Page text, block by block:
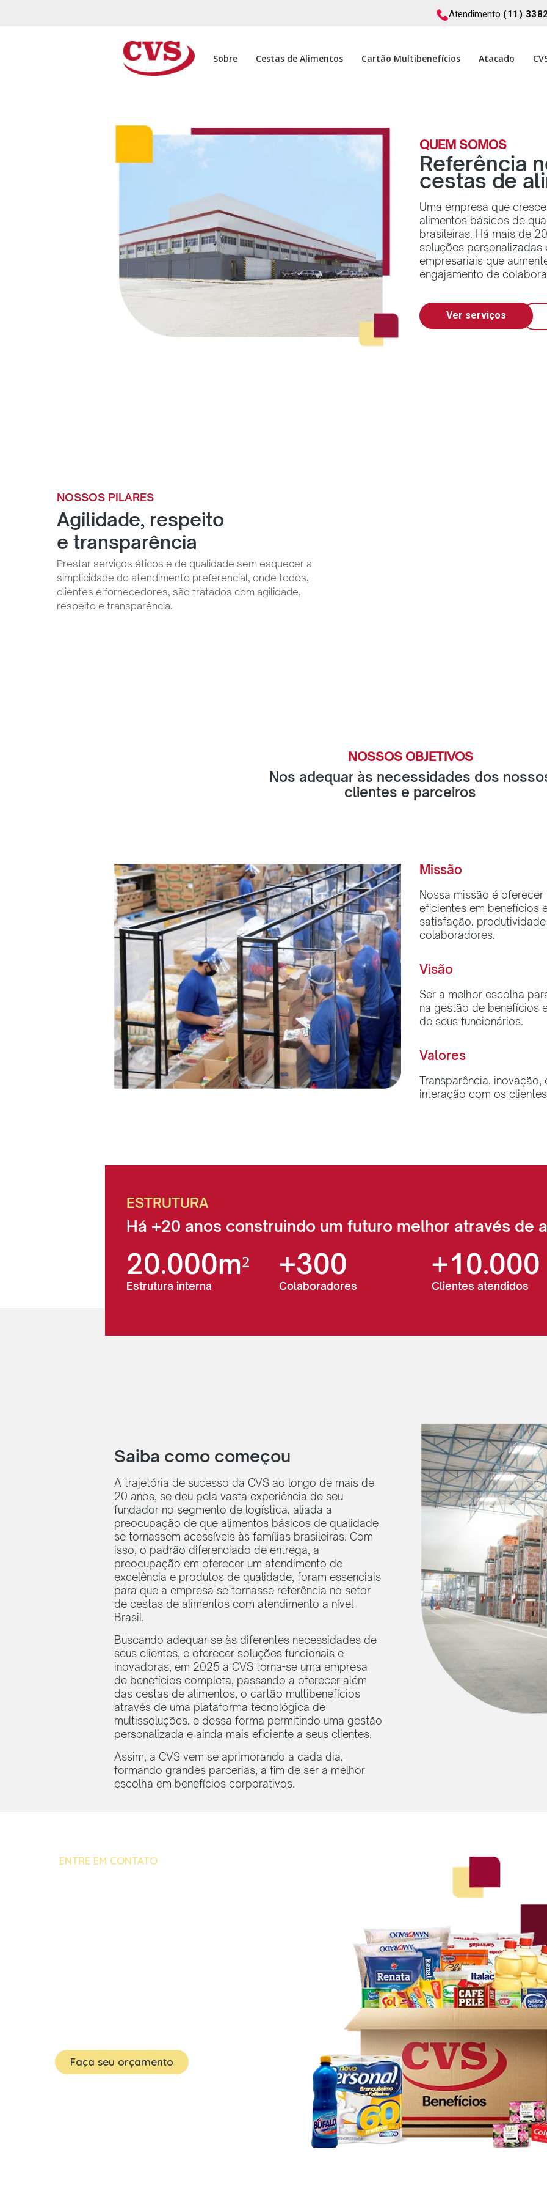
Atendimento (11)
Sobre Cestas de Alimentos Cartão Multibenefícios Atacado
QUEM SOMOS
Referência
cestas de
Uma empresa que
alimentos básicos de
brasileiras. Há mais de
soluções
empresariais que
engajamento de
Ver serviços
NOSSOS OBJETIVOS
Nos adequar às necessidades dos
clientes e parceiros
Missão
Nossa missão é
eficientes em benefícios
satisfação,
colaboradores.
Visão
Ser a melhor escolha
na gestão de benefícios
de seus funcionários.
Valores
Transparência,
interação com os
ESTRUTURA
Há +20 anos construindo um futuro melhor através de
20.000m²
Estrutura interna
+300
Colaboradores
+10.000
Clientes atendidos
Saiba como começou
A trajetória de sucesso da CVS ao longo de mais de
20 anos, se deu pela vasta experiência de seu
fundador no segmento de logística, aliada a
preocupação de que alimentos básicos de qualidade
se tornassem acessíveis às famílias brasileiras. Com
isso, o padrão diferenciado de entrega, a
preocupação em oferecer um atendimento de
excelência e produtos de qualidade, foram essenciais
para que a empresa se tornasse referência no setor
de cestas de alimentos com atendimento a nível
Brasil.
Buscando adequar-se às diferentes necessidades de
seus clientes, e oferecer soluções funcionais e
inovadoras, em 2025 a CVS torna-se uma empresa
de benefícios completa, passando a oferecer além
das cestas de alimentos, o cartão multibenefícios
através de uma plataforma tecnológica de
multissoluções, e dessa forma permitindo uma gestão
personalizada e ainda mais eficiente a seus clientes.
Assim, a CVS vem se aprimorando a cada dia,
formando grandes parcerias, a fim de ser a melhor
escolha em benefícios corporativos.